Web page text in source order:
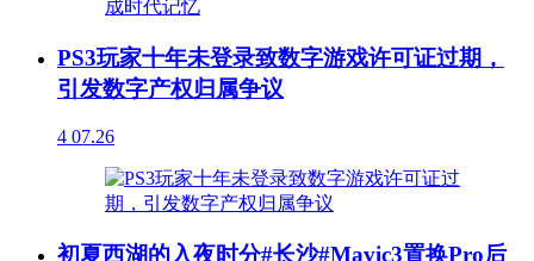
PS3玩家十年未登录致数字游戏许可证过期，
引发数字产权归属争议
4 07.26
初夏西湖的入夜时分#长沙#Mavic3置换Pro后